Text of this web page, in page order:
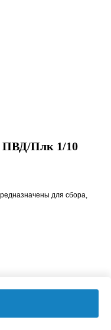
ПВД/Плк 1/10
для сбора,